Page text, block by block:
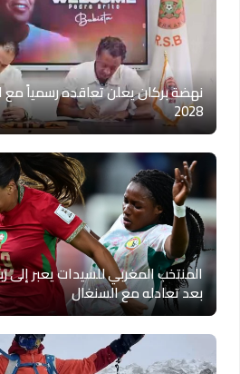
نهضة بركان يعلن تعاقده رسمياً مع
2028
بعد تعادله مع السنغال